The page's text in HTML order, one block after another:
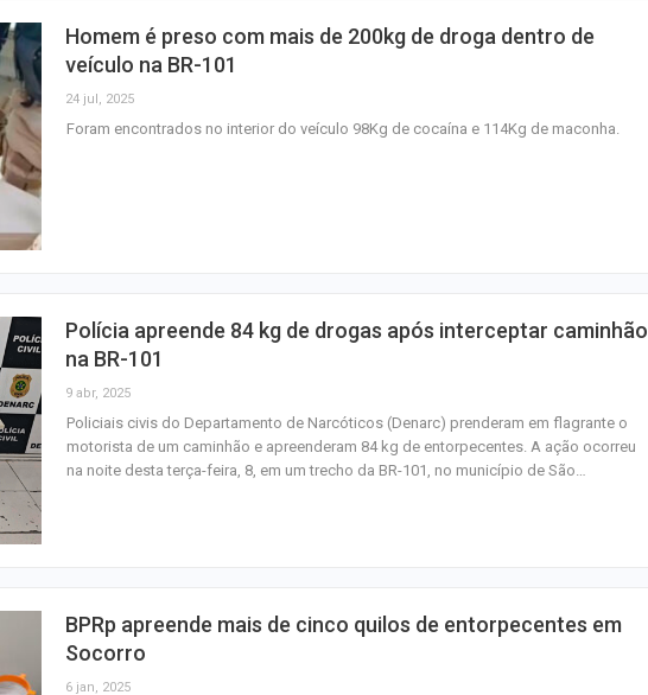
Homem é preso com mais de 200kg de droga dentro de
veículo na BR-101
24 jul, 2025
Foram encontrados no interior do veículo 98Kg de cocaína e 114Kg de maconha.
Polícia apreende 84 kg de drogas após interceptar caminhão
na BR-101
9 abr, 2025
Policiais civis do Departamento de Narcóticos (Denarc) prenderam em flagrante o
motorista de um caminhão e apreenderam 84 kg de entorpecentes. A ação ocorreu
na noite desta terça-feira, 8, em um trecho da BR-101, no município de São…
BPRp apreende mais de cinco quilos de entorpecentes em
Socorro
6 jan, 2025